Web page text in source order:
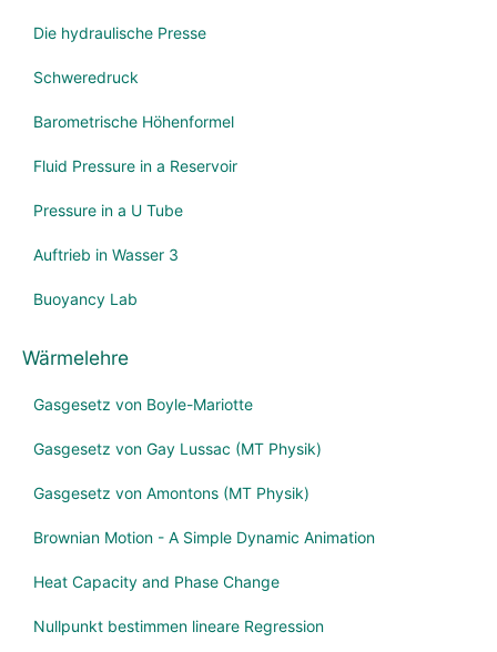
Die hydraulische Presse
Schweredruck
Barometrische Höhenformel
Fluid Pressure in a Reservoir
Pressure in a U Tube
Auftrieb in Wasser 3
Buoyancy Lab
Wärmelehre
Gasgesetz von Boyle-Mariotte
Gasgesetz von Gay Lussac (MT Physik)
Gasgesetz von Amontons (MT Physik)
Brownian Motion - A Simple Dynamic Animation
Heat Capacity and Phase Change
Nullpunkt bestimmen lineare Regression